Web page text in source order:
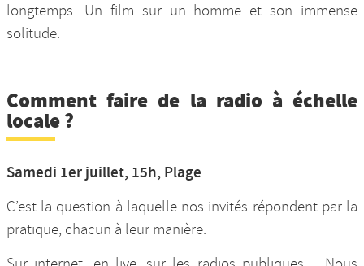
longtemps. Un film sur un homme et son immense
solitude.
Comment faire de la radio à échelle
locale ?
Samedi 1er juillet, 15h, Plage
C’est la question à laquelle nos invités répondent par la
pratique, chacun à leur manière.